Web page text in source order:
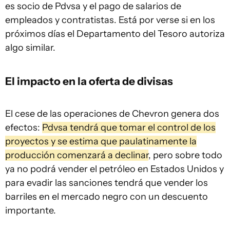
es socio de Pdvsa y el pago de salarios de
empleados y contratistas. Está por verse si en los
próximos días el Departamento del Tesoro autoriza
algo similar.
El impacto en la oferta de divisas
El cese de las operaciones de Chevron genera dos
efectos: Pdvsa tendrá que tomar el control de los
proyectos y se estima que paulatinamente la
producción comenzará a declinar, pero sobre todo
ya no podrá vender el petróleo en Estados Unidos y
para evadir las sanciones tendrá que vender los
barriles en el mercado negro con un descuento
importante.